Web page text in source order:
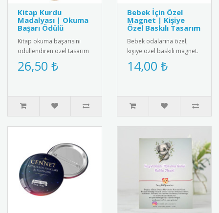
Kitap Kurdu
Madalyası | Okuma
Başarı Ödülü
Kitap okuma başarısını
ödüllendiren özel tasarım
madalya. Okuma
alışkanlığını teşvik etmek
26,50 ₺
Bebek İçin Özel
Magnet | Kişiye
Özel Baskılı Tasarım
Bebek odalarına özel,
kişiye özel baskılı magnet.
Buzdolabı, dolap ya da
ferforje süslemelerinde
14,00 ₺